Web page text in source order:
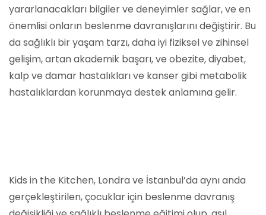
yararlanacakları bilgiler ve deneyimler sağlar, ve en
önemlisi onların beslenme davranışlarını değiştirir. Bu
da sağlıklı bir yaşam tarzı, daha iyi fiziksel ve zihinsel
gelişim, artan akademik başarı, ve obezite, diyabet,
kalp ve damar hastalıkları ve kanser gibi metabolik
hastalıklardan korunmaya destek anlamına gelir.
Kids in the Kitchen, Londra ve İstanbul’da aynı anda
gerçekleştirilen, çocuklar için beslenme davranış